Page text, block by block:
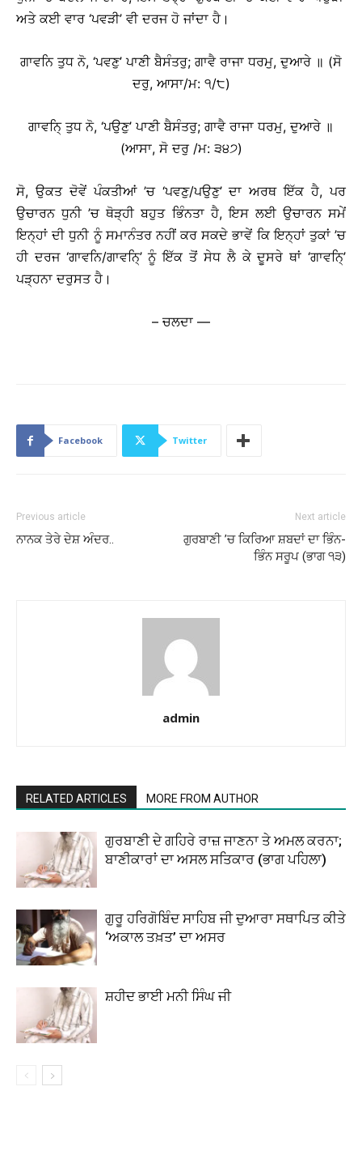
ਅਤੇ ਕਈ ਵਾਰ ‘ਪਵੜੀ’ ਵੀ ਦਰਜ ਹੋ ਜਾਂਦਾ ਹੈ।
ਗਾਵਨਿ ਤੁਧ ਨੋ, ‘ਪਵਣੁ’ ਪਾਣੀ ਬੈਸੰਤਰੁ; ਗਾਵੈ ਰਾਜਾ ਧਰਮੁ, ਦੁਆਰੇ ॥ (ਸੋ
ਦਰੁ, ਆਸਾ/ਮ: ੧/੮)
ਗਾਵਨਿ੍ ਤੁਧ ਨੋ, ‘ਪਉਣੁ’ ਪਾਣੀ ਬੈਸੰਤਰੁ; ਗਾਵੈ ਰਾਜਾ ਧਰਮੁ, ਦੁਆਰੇ ॥
(ਆਸਾ, ਸੋ ਦਰੁ /ਮ: ੩੪੭)
ਸੋ, ਉਕਤ ਦੋਵੇਂ ਪੰਕਤੀਆਂ ’ਚ ‘ਪਵਣੁ/ਪਉਣੁ’ ਦਾ ਅਰਥ ਇੱਕ ਹੈ, ਪਰ
ਉਚਾਰਨ ਧੁਨੀ ’ਚ ਥੋੜ੍ਹੀ ਬਹੁਤ ਭਿੰਨਤਾ ਹੈ, ਇਸ ਲਈ ਉਚਾਰਨ ਸਮੇਂ
ਇਨ੍ਹਾਂ ਦੀ ਧੁਨੀ ਨੂੰ ਸਮਾਨੰਤਰ ਨਹੀਂ ਕਰ ਸਕਦੇ ਭਾਵੇਂ ਕਿ ਇਨ੍ਹਾਂ ਤੁਕਾਂ ’ਚ
ਹੀ ਦਰਜ ‘ਗਾਵਨਿ/ਗਾਵਨਿ੍’ ਨੂੰ ਇੱਕ ਤੋਂ ਸੇਧ ਲੈ ਕੇ ਦੂਸਰੇ ਥਾਂ ‘ਗਾਵਨਿ੍’
ਪੜ੍ਹਨਾ ਦਰੁਸਤ ਹੈ।
– ਚਲਦਾ —
Facebook Twitter
Previous article
ਨਾਨਕ ਤੇਰੇ ਦੇਸ਼ ਅੰਦਰ..
Next article
ਗੁਰਬਾਣੀ ’ਚ ਕਿਰਿਆ ਸ਼ਬਦਾਂ ਦਾ ਭਿੰਨ-
ਭਿੰਨ ਸਰੂਪ (ਭਾਗ ੧੩)
admin
RELATED ARTICLES MORE FROM AUTHOR
ਗੁਰਬਾਣੀ ਦੇ ਗਹਿਰੇ ਰਾਜ਼ ਜਾਣਨਾ ਤੇ ਅਮਲ ਕਰਨਾ;
ਬਾਣੀਕਾਰਾਂ ਦਾ ਅਸਲ ਸਤਿਕਾਰ (ਭਾਗ ਪਹਿਲਾ)
ਗੁਰੂ ਹਰਿਗੋਬਿੰਦ ਸਾਹਿਬ ਜੀ ਦੁਆਰਾ ਸਥਾਪਿਤ ਕੀਤੇ
‘ਅਕਾਲ ਤਖ਼ਤ’ ਦਾ ਅਸਰ
ਸ਼ਹੀਦ ਭਾਈ ਮਨੀ ਸਿੰਘ ਜੀ